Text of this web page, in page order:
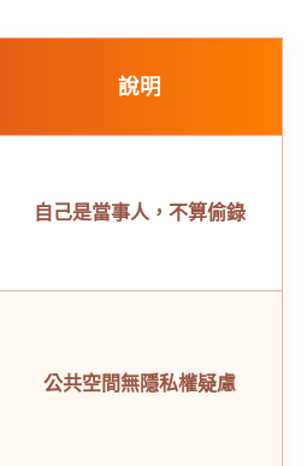
說明
自己是當事人，不算偷錄
公共空間無隱私權疑慮